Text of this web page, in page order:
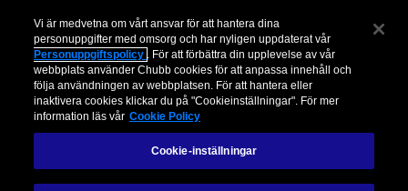
VardagsTrygg
Vi är medvetna om vårt ansvar för att hantera dina
personuppgifter med omsorg och har nyligen uppdaterat vår
Personuppgiftspolicy . För att förbättra din upplevelse av vår
webbplats använder Chubb cookies för att anpassa innehåll och
följa användningen av webbplatsen. För att hantera eller
inaktivera cookies klickar du på "Cookieinställningar". För mer
information läs vår Cookie Policy
Cookie-inställningar